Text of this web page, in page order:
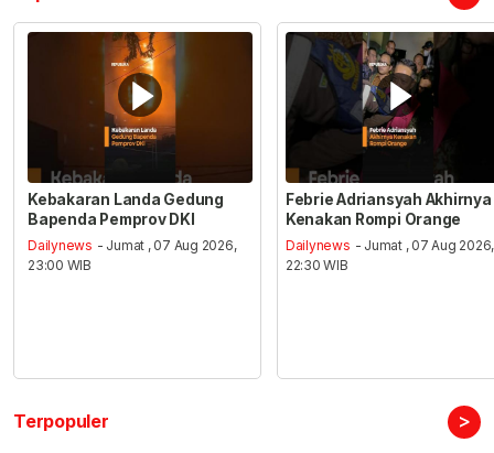
Kebakaran Landa Gedung
Bapenda Pemprov DKI
Dailynews - Jumat , 07 Aug 2026,
23:00 WIB
Febrie Adriansyah Akhirnya
Kenakan Rompi Orange
Dailynews - Jumat , 07 Aug 2026,
22:30 WIB
Terpopuler >